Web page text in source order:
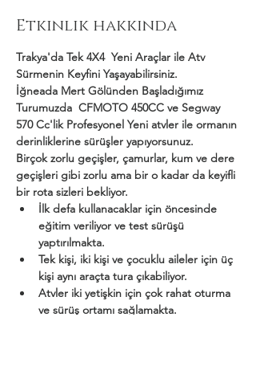
Etkinlik hakkında
Trakya'da Tek 4X4  Yeni Araçlar ile Atv
Sürmenin Keyfini Yaşayabilirsiniz.
İğneada Mert Gölünden Başladığımız
Turumuzda  CFMOTO 450CC ve Segway
570 Cc'lik Profesyonel Yeni atvler ile ormanın
derinliklerine sürüşler yapıyorsunuz.
Birçok zorlu geçişler, çamurlar, kum ve dere
geçişleri gibi zorlu ama bir o kadar da keyifli
bir rota sizleri bekliyor.
İlk defa kullanacaklar için öncesinde
eğitim veriliyor ve test sürüşü
yaptırılmakta.
Tek kişi, iki kişi ve çocuklu aileler için üç
kişi aynı araçta tura çıkabiliyor.
Atvler iki yetişkin için çok rahat oturma
ve sürüş ortamı sağlamakta.